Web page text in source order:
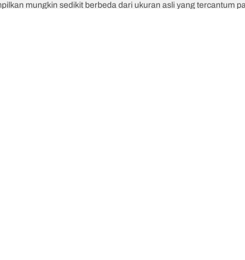
mungkin sedikit berbeda dari ukuran asli yang tercantum